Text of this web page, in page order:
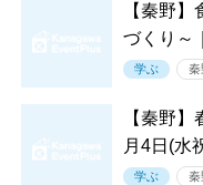
【秦野
づくり～
学ぶ 秦
【秦野
月4日(水
学ぶ 秦